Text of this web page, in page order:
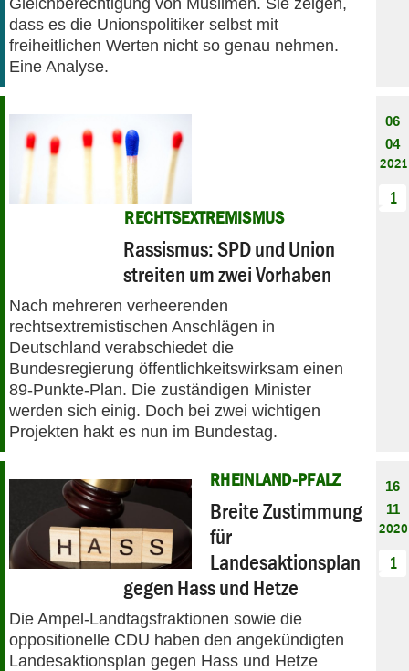
dass es die Unionspolitiker selbst mit
freiheitlichen Werten nicht so genau nehmen.
Eine Analyse.
RECHTSEXTREMISMUS
Rassismus: SPD und Union
streiten um zwei Vorhaben
Nach mehreren verheerenden
rechtsextremistischen Anschlägen in
Deutschland verabschiedet die
Bundesregierung öffentlichkeitswirksam einen
89-Punkte-Plan. Die zuständigen Minister
werden sich einig. Doch bei zwei wichtigen
Projekten hakt es nun im Bundestag.
06
04
2021
1
RHEINLAND-PFALZ
Breite Zustimmung
für
Landesaktionsplan
gegen Hass und Hetze
Die Ampel-Landtagsfraktionen sowie die
oppositionelle CDU haben den angekündigten
Landesaktionsplan gegen Hass und Hetze
16
11
2020
1